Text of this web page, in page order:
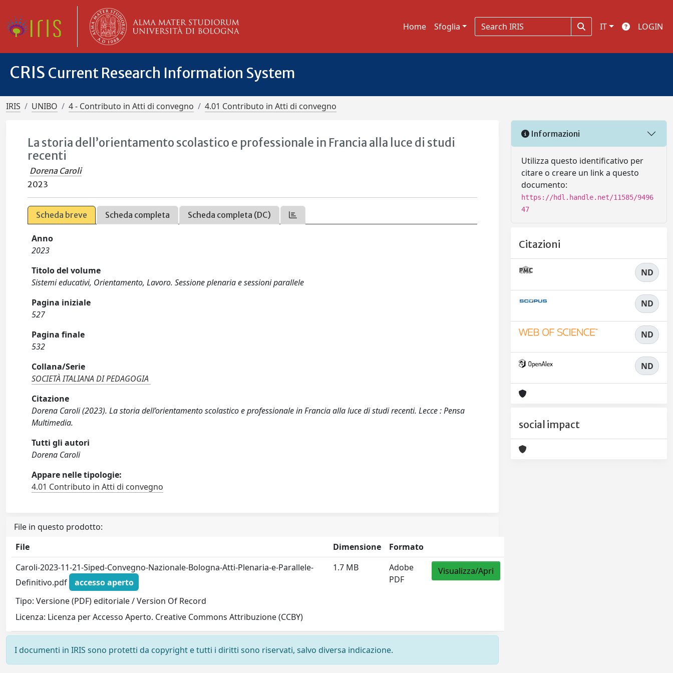
Home Sfoglia IT LOGIN
CRIS Current Research Information System
IRIS UNIBO 4 - Contributo in Atti di convegno 4.01 Contributo in Atti di convegno
La storia dell’orientamento scolastico e professionale in Francia alla luce di studi
recenti
Dorena Caroli
2023
Scheda breve Scheda completa Scheda completa (DC)
Anno
2023
Titolo del volume
Sistemi educativi, Orientamento, Lavoro. Sessione plenaria e sessioni parallele
Pagina iniziale
527
Pagina finale
532
Collana/Serie
SOCIETÀ ITALIANA DI PEDAGOGIA
Citazione
Dorena Caroli (2023). La storia dell’orientamento scolastico e professionale in Francia alla luce di studi recenti. Lecce : Pensa
Multimedia.
Tutti gli autori
Dorena Caroli
Appare nelle tipologie:
4.01 Contributo in Atti di convegno
File in questo prodotto:
File
Dimensione
Formato
Caroli-2023-11-21-Siped-Convegno-Nazionale-Bologna-Atti-Plenaria-e-Parallele-
Definitivo.pdf
accesso aperto
Tipo: Versione (PDF) editoriale / Version Of Record
Licenza: Licenza per Accesso Aperto. Creative Commons Attribuzione (CCBY)
1.7 MB
Adobe
PDF
Visualizza/Apri
I documenti in IRIS sono protetti da copyright e tutti i diritti sono riservati, salvo diversa indicazione.
Informazioni
Utilizza questo identificativo per
citare o creare un link a questo
documento:
https://hdl.handle.net/11585/9496
47
Citazioni
ND
ND
ND
ND
social impact